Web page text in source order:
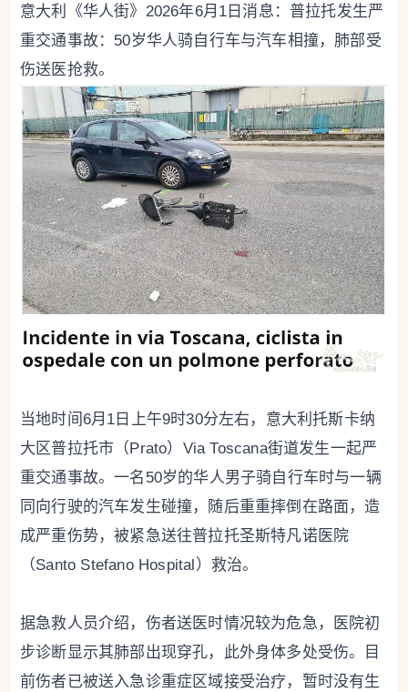
意大利《华人街》2026年6月1日消息：普拉托发生严
重交通事故：50岁华人骑自行车与汽车相撞，肺部受
伤送医抢救。
当地时间6月1日上午9时30分左右，意大利托斯卡纳
大区普拉托市（Prato）Via Toscana街道发生一起严
重交通事故。一名50岁的华人男子骑自行车时与一辆
同向行驶的汽车发生碰撞，随后重重摔倒在路面，造
成严重伤势，被紧急送往普拉托圣斯特凡诺医院
（Santo Stefano Hospital）救治。
据急救人员介绍，伤者送医时情况较为危急，医院初
步诊断显示其肺部出现穿孔，此外身体多处受伤。目
前伤者已被送入急诊重症区域接受治疗，暂时没有生